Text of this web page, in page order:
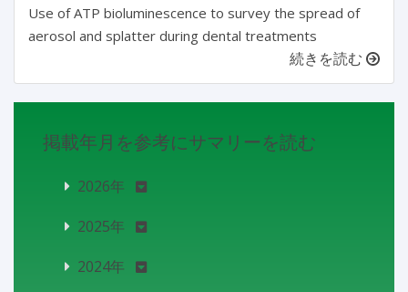
Use of ATP bioluminescence to survey the spread of
aerosol and splatter during dental treatments
続きを読む
掲載年月を参考にサマリーを読む
2026年
2025年
2024年